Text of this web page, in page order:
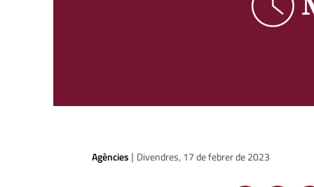
Agències | Divendres, 17 de febrer de 2023